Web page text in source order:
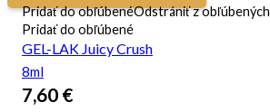
Pridať do obľúbenéOdstrániť z obľúbených
Pridať do obľúbené
GEL-LAK Juicy Crush
8ml
7,60 €